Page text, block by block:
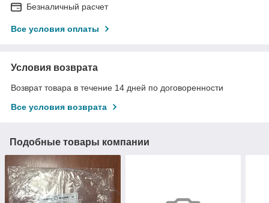
Безналичный расчет
Все условия оплаты
Условия возврата
Возврат товара в течение 14 дней по договоренности
Все условия возврата
Подобные товары компании